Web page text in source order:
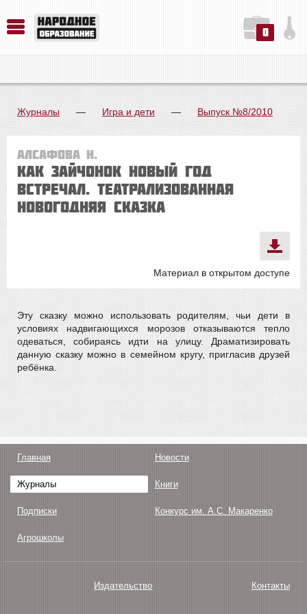
0
Журналы — Игра и дети — Выпуск №8/2010
Алсафова Н.
Как зайчонок Новый год
встречал. Театрализованная
новогодняя сказка
Материал в открытом доступе
Эту сказку можно использовать родителям, чьи дети в
условиях надвигающихся морозов отказываются тепло
одеваться, собираясь идти на улицу. Драматизировать
данную сказку можно в семейном кругу, пригласив друзей
ребёнка.
Главная Новости
Журналы Книги
Подписки Конкурс им. А.С. Макаренко
Агрошколы
Издательство Контакты